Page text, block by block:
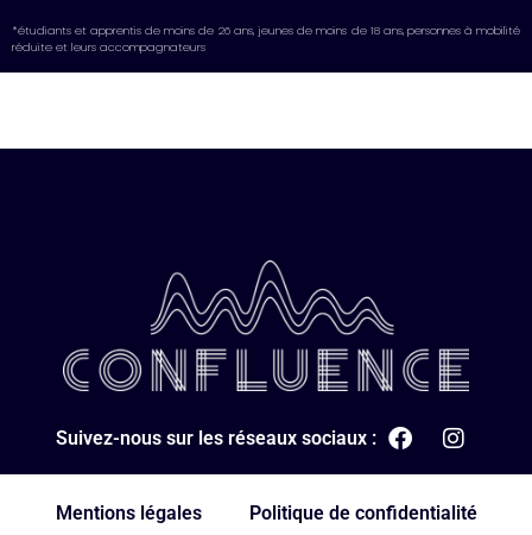
*étudiants et apprentis de moins de 26 ans, jeunes de moins de 18 ans, personnes à mobilité
réduite et leurs accompagnateurs
Suivez-nous sur les réseaux sociaux :
Mentions légales Politique de confidentialité